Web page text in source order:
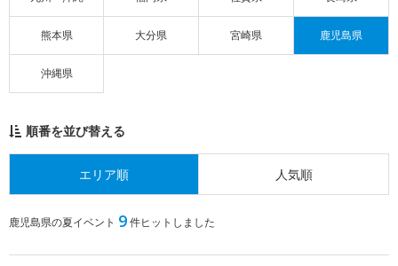
熊本県 大分県 宮崎県 鹿児島県
沖縄県
順番を並び替える
エリア順 人気順
鹿児島県の夏イベント 9件ヒットしました